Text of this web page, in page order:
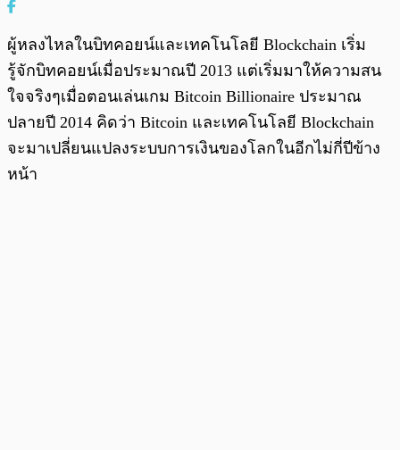
ผู้หลงไหลในบิทคอยน์และเทคโนโลยี Blockchain เริ่ม
รู้จักบิทคอยน์เมื่อประมาณปี 2013 แต่เริ่มมาให้ความสน
ใจจริงๆเมื่อตอนเล่นเกม Bitcoin Billionaire ประมาณ
ปลายปี 2014 คิดว่า Bitcoin และเทคโนโลยี Blockchain
จะมาเปลี่ยนแปลงระบบการเงินของโลกในอีกไม่กี่ปีข้าง
หน้า